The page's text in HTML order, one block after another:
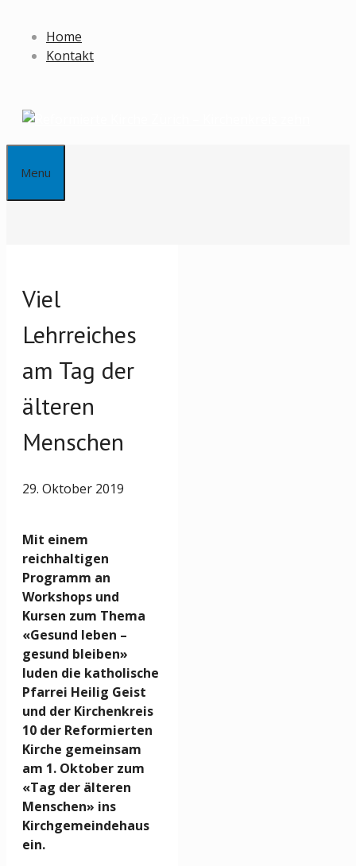
Inhalt
Home
Kontakt
Menu
Viel
Lehrreiches
am Tag der
älteren
Menschen
29. Oktober 2019
Mit einem
reichhaltigen
Programm an
Workshops und
Kursen zum Thema
«Gesund leben –
gesund bleiben»
luden die katholische
Pfarrei Heilig Geist
und der Kirchenkreis
10 der Reformierten
Kirche gemeinsam
am 1. Oktober zum
«Tag der älteren
Menschen» ins
Kirchgemeindehaus
ein.